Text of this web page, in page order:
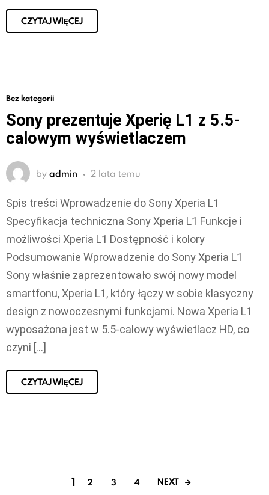
CZYTAJ WIĘCEJ
Bez kategorii
Sony prezentuje Xperię L1 z 5.5-
calowym wyświetlaczem
by admin 2 lata temu
Spis treści Wprowadzenie do Sony Xperia L1
Specyfikacja techniczna Sony Xperia L1 Funkcje i
możliwości Xperia L1 Dostępność i kolory
Podsumowanie Wprowadzenie do Sony Xperia L1
Sony właśnie zaprezentowało swój nowy model
smartfonu, Xperia L1, który łączy w sobie klasyczny
design z nowoczesnymi funkcjami. Nowa Xperia L1
wyposażona jest w 5.5-calowy wyświetlacz HD, co
czyni […]
CZYTAJ WIĘCEJ
1 2 3 4 NEXT